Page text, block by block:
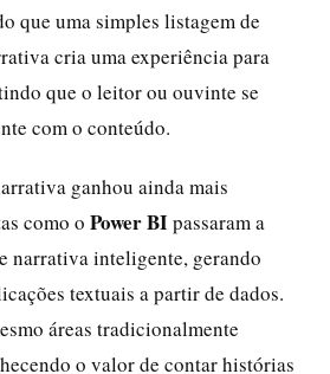
que uma simples listagem de
cria uma experiência para
que o leitor ou ouvinte se
com o conteúdo.
ganhou ainda mais
como o Power BIpassaram a
narrativa inteligente, gerando
textuais a partir de dados.
áreas tradicionalmente
o valor de contar histórias